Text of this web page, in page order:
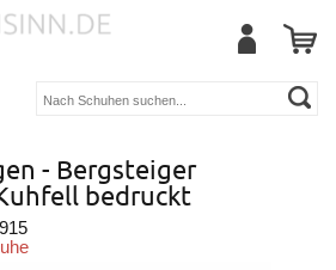
- Bergsteiger
bedruckt